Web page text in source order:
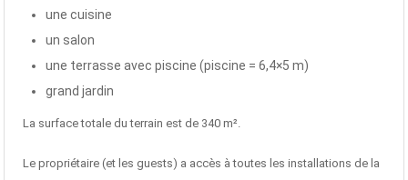
une cuisine
un salon
une terrasse avec piscine (piscine = 6,4×5 m)
grand jardin
La surface totale du terrain est de 340 m².
Le propriétaire (et les guests) a accès à toutes les installations de la